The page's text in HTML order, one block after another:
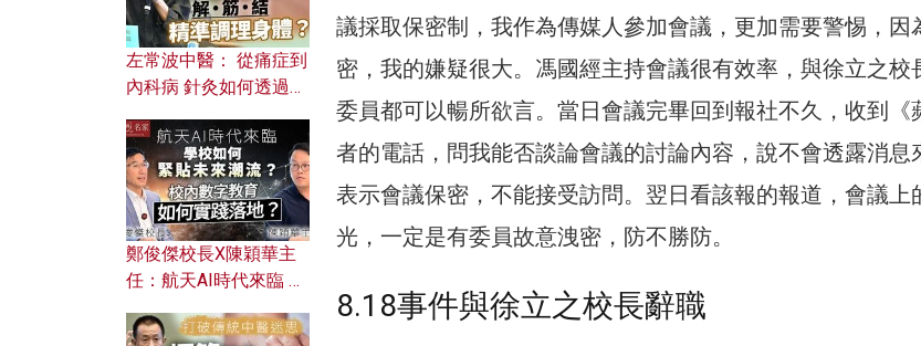
議採取保密制，我作為傳媒人參加會議，更加需要警惕，因
密，我的嫌疑很大。馮國經主持會議很有效率，與徐立之校
委員都可以暢所欲言。當日會議完畢回到報社不久，收到《
者的電話，問我能否談論會議的討論內容，說不會透露消息
表示會議保密，不能接受訪問。翌日看該報的報道，會議上
光，一定是有委員故意洩密，防不勝防。
8.18事件與徐立之校長辭職
左常波中醫： 從痛症到
內科病 針灸如何透過解
鄭俊傑校長X陳穎華主
任：航天AI時代來臨 學
校內數字教育如何實踐